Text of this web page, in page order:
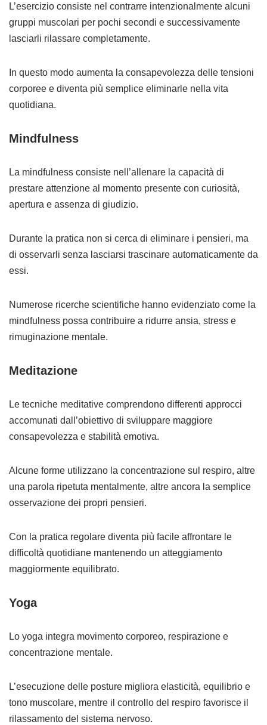
L’esercizio consiste nel contrarre intenzionalmente alcuni
gruppi muscolari per pochi secondi e successivamente
lasciarli rilassare completamente.
In questo modo aumenta la consapevolezza delle tensioni
corporee e diventa più semplice eliminarle nella vita
quotidiana.
Mindfulness
La mindfulness consiste nell’allenare la capacità di
prestare attenzione al momento presente con curiosità,
apertura e assenza di giudizio.
Durante la pratica non si cerca di eliminare i pensieri, ma
di osservarli senza lasciarsi trascinare automaticamente da
essi.
Numerose ricerche scientifiche hanno evidenziato come la
mindfulness possa contribuire a ridurre ansia, stress e
rimuginazione mentale.
Meditazione
Le tecniche meditative comprendono differenti approcci
accomunati dall’obiettivo di sviluppare maggiore
consapevolezza e stabilità emotiva.
Alcune forme utilizzano la concentrazione sul respiro, altre
una parola ripetuta mentalmente, altre ancora la semplice
osservazione dei propri pensieri.
Con la pratica regolare diventa più facile affrontare le
difficoltà quotidiane mantenendo un atteggiamento
maggiormente equilibrato.
Yoga
Lo yoga integra movimento corporeo, respirazione e
concentrazione mentale.
L’esecuzione delle posture migliora elasticità, equilibrio e
tono muscolare, mentre il controllo del respiro favorisce il
rilassamento del sistema nervoso.